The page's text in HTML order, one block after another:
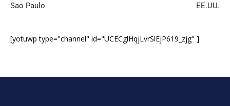
Sao Paulo
EE.UU.
[yotuwp type="channel" id="UCECglHqjLvrSlEjP619_zjg" ]